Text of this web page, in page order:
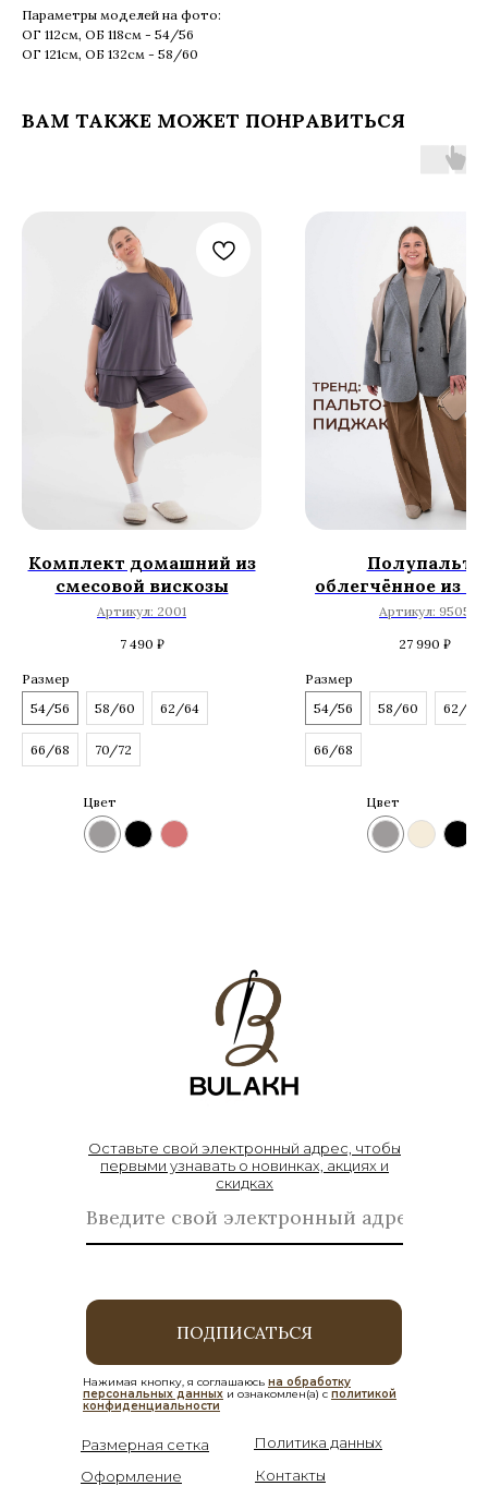
Параметры моделей на фото:
ОГ 112см, ОБ 118см - 54/56
ОГ 121см, ОБ 132см - 58/60
ВАМ ТАКЖЕ МОЖЕТ ПОНРАВИТЬСЯ
Комплект домашний из
смесовой вискозы
Артикул: 2001
7 490 ₽
Размер
54/56
58/60 62/64
66/68 70/72
Цвет
Полупальто
облегчённое из
Артикул: 9505
27 990 ₽
Размер
54/56
58/60 62/64
66/68
Цвет
Размерная сетка
Оформление
Контакты
Оставьте свой электронный адрес, чтобы
первыми узнавать о новинках, акциях и
скидках
Политика данных
ПОДПИСАТЬСЯ
Нажимая кнопку, я соглашаюсь на обработку
персональных данных и ознакомлен(а) с политикой
конфиденциальности